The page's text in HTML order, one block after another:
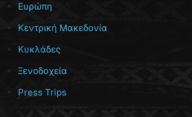
Ευρώπη
Κεντρική Μακεδονία
Κυκλάδες
Ξενοδοχεία
Press Trips